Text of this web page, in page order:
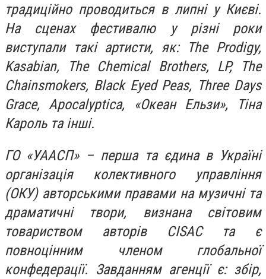
традиційно проводиться в липні у Києві.
На сценах фестивалю у різні роки
виступали такі артисти, як: The Prodigy,
Kasabian, The Chemical Brothers, LP, The
Chainsmokers, Black Eyed Peas, Three Days
Grace, Apocalyptica, «Океан Ельзи», Тіна
Кароль та інші.
ГО «УААСП» – перша та єдина в Україні
організація колективного управління
(ОКУ) авторськими правами на музичні та
драматичні твори, визнана світовим
товариством авторів CISAC та є
повноцінним членом глобальної
конфедерації. Завданням агенції є: збір,